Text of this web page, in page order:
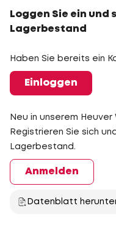
Loggen Sie ein und
Lagerbestand
Haben Sie bereits ein
Einloggen
Neu in unserem Heuver
Registrieren Sie sich
Lagerbestand.
Anmelden
Datenblatt